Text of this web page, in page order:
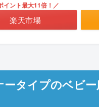
イント最大11倍！／
楽天市場
タイプのベビ